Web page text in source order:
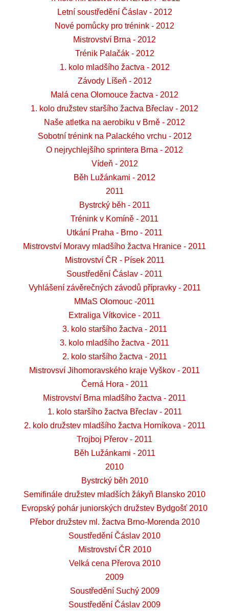
Letní soustředění Čáslav - 2012
Nové pomůcky pro trénink - 2012
Mistrovství Brna - 2012
Trénik Palačák - 2012
1. kolo mladšího žactva - 2012
Závody Líšeň - 2012
Malá cena Olomouce žactva - 2012
1. kolo družstev staršího žactva Břeclav - 2012
Naše atletka na aerobiku v Brně - 2012
Sobotní trénink na Palackého vrchu - 2012
O nejrychlejšího sprintera Brna - 2012
Vídeň - 2012
Běh Lužánkami - 2012
2011
Bystrcký běh - 2011
Trénink v Komíně - 2011
Utkání Praha - Brno - 2011
Mistrovství Moravy mladšího žactva Hranice - 2011
Mistrovství ČR - Písek 2011
Soustředění Čáslav - 2011
Vyhlášení závěrečných závodů přípravky - 2011
MMaS Olomouc -2011
Extraliga Vítkovice - 2011
3. kolo staršího žactva - 2011
3. kolo mladšího žactva - 2011
2. kolo staršího žactva - 2011
Mistrovsví Jihomoravského kraje Vyškov - 2011
Černá Hora - 2011
Mistrovství Brna mladšího žactva - 2011
1. kolo staršího žactva Břeclav - 2011
2. kolo družstev mladšího žactva Horníkova - 2011
Trojboj Přerov - 2011
Běh Lužánkami - 2011
2010
Bystrcký běh 2010
Semifinále družstev mladších žákyň Blansko 2010
Evropský pohár juniorských družstev Bydgošť 2010
Přebor družstev ml. žactva Brno-Morenda 2010
Soustředění Čáslav 2010
Mistrovství ČR 2010
Velká cena Přerova 2010
2009
Soustředění Suchý 2009
Soustředění Čáslav 2009